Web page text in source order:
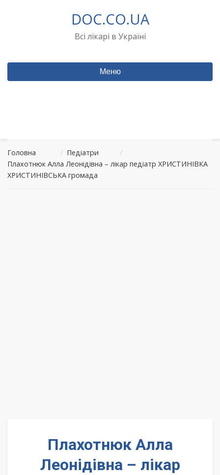
DOC.CO.UA
Всі лікарі в Україні
Меню
Головна / Педіатри
/
Плахотнюк Алла Леонідівна – лікар педіатр ХРИСТИНІВКА
ХРИСТИНІВСЬКА громада
Плахотнюк Алла
Леонідівна – лікар